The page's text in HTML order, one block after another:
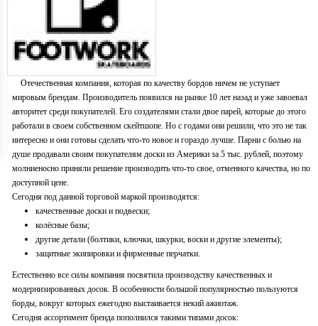
Отечественная компания, которая по качеству бордов ничем не уступает
мировым брендам. Производитель появился на рынке 10 лет назад и уже завоевал
авторитет среди покупателей. Его создателями стали двое парей, которые до этого
работали в своем собственном скейтшопе. Но с годами они решили, что это не так
интересно и они готовы сделать что-то новое и гораздо лучше. Парни с болью на
душе продавали своим покупателям доски из Америки за 5 тыс. рублей, поэтому
молниеносно приняли решение производить что-то свое, отменного качества, но по
доступной цене.
Сегодня под данной торговой маркой производятся:
качественные доски и подвески;
колёсные базы;
другие детали (болтики, ключки, шкурки, воски и другие элементы);
защитные экипировки и фирменные перчатки.
Естественно все силы компания посвятила производству качественных и
модернизированных досок. В особенности большой популярностью пользуются
борды, вокруг которых ежегодно выстаивается некий ажиотаж.
Сегодня ассортимент бренда пополнился такими типами досок: